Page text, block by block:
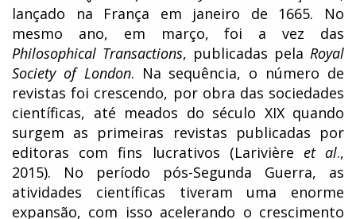
lançado na França em janeiro de 1665. No
mesmo ano, em março, foi a vez das
Philosophical Transactions, publicadas pela Royal
Society of London. Na sequência, o número de
revistas foi crescendo, por obra das sociedades
científicas, até meados do século XIX quando
surgem as primeiras revistas publicadas por
editoras com fins lucrativos (Larivière et al.,
2015). No período pós-Segunda Guerra, as
atividades científicas tiveram uma enorme
expansão, com isso acelerando o crescimento